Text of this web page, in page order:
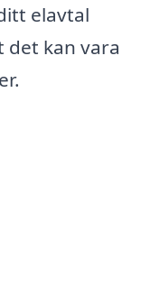
elavtal
det kan vara